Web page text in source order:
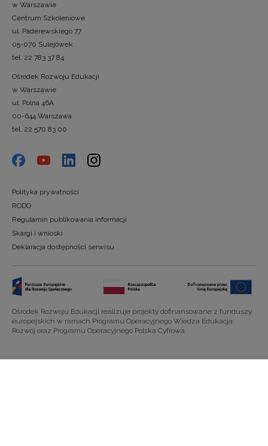
w Warszawie
Centrum Szkoleniowe
ul. Paderewskiego 77
05-070 Sulejówek
tel. 22 783 37 84
Ośrodek Rozwoju Edukacji
w Warszawie
ul. Polna 46A
00-644 Warszawa
tel. 22 570 83 00
Polityka prywatności
RODO
Regulamin publikowania informacji
Skargi i wnioski
Deklaracja dostępności serwisu
Ośrodek Rozwoju Edukacji realizuje projekty dofinansowane z funduszy
europejskich w ramach Programu Operacyjnego Wiedza Edukacja
Rozwój oraz Programu Operacyjnego Polska Cyfrowa